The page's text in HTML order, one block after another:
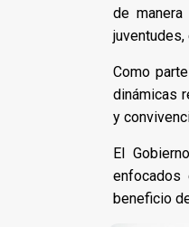
de
Como
dinámicas
y
El
enfocados
beneficio